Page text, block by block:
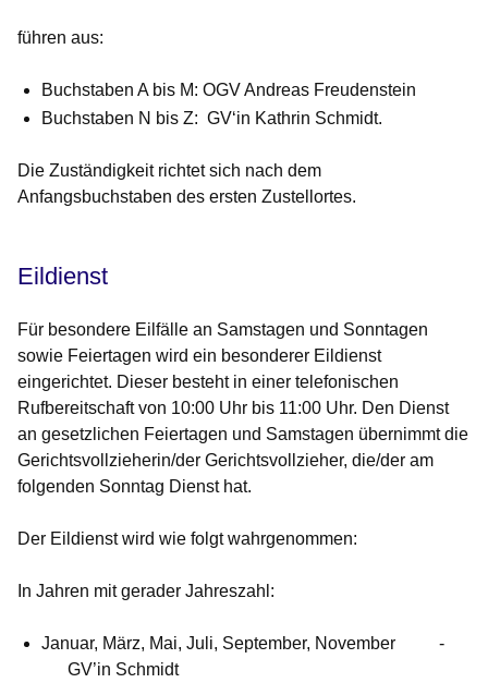
führen aus:
Buchstaben A bis M: OGV Andreas Freudenstein
Buchstaben N bis Z: GV‘in Kathrin Schmidt.
Die Zuständigkeit richtet sich nach dem
Anfangsbuchstaben des ersten Zustellortes.
Eildienst
Für besondere Eilfälle an Samstagen und Sonntagen
sowie Feiertagen wird ein besonderer Eildienst
eingerichtet. Dieser besteht in einer telefonischen
Rufbereitschaft von 10:00 Uhr bis 11:00 Uhr. Den Dienst
an gesetzlichen Feiertagen und Samstagen übernimmt die
Gerichtsvollzieherin/der Gerichtsvollzieher, die/der am
folgenden Sonntag Dienst hat.
Der Eildienst wird wie folgt wahrgenommen:
In Jahren mit gerader Jahreszahl:
Januar, März, Mai, Juli, September, November -
GV’in Schmidt